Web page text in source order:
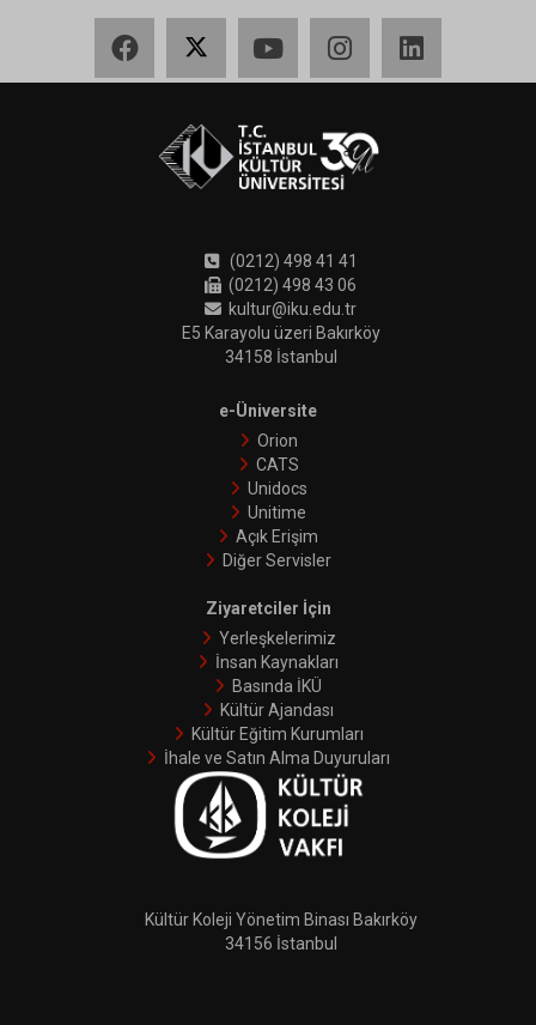
(0212) 498 41 41
(0212) 498 43 06
kultur@iku.edu.tr
E5 Karayolu üzeri Bakırköy
34158 İstanbul
e-Üniversite
Orion
CATS
Unidocs
Unitime
Açık Erişim
Diğer Servisler
Ziyaretciler İçin
Yerleşkelerimiz
İnsan Kaynakları
Basında İKÜ
Kültür Ajandası
Kültür Eğitim Kurumları
İhale ve Satın Alma Duyuruları
Kültür Koleji Yönetim Binası Bakırköy
34156 İstanbul